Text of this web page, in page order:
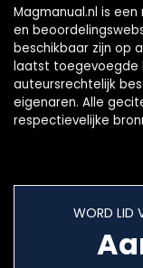
Magmanual.nl is
en
beschikbaar zijn op
laatst toegevoegde
auteursrechtelijk
eigenaren. Alle
respectievelijke
WORD LID